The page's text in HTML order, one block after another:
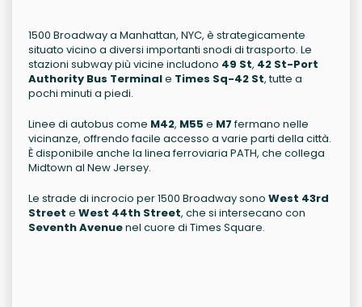
1500 Broadway a Manhattan, NYC, è strategicamente
situato vicino a diversi importanti snodi di trasporto. Le
stazioni subway più vicine includono 49 St, 42 St-Port
Authority Bus Terminale Times Sq-42 St, tutte a
pochi minuti a piedi.
Linee di autobus come M42, M55 e M7fermano nelle
vicinanze, offrendo facile accesso a varie parti della città.
È disponibile anche la linea ferroviaria PATH, che collega
Midtown al New Jersey.
Le strade di incrocio per 1500 Broadway sono West 43rd
Street e West 44th Street, che si intersecano con
Seventh Avenuenel cuore di Times Square.